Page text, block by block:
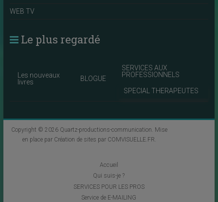
WEB TV
Le plus regardé
Les nouveaux
livres
BLOGUE
SERVICES AUX
PROFESSIONNELS
SPECIAL THERAPEUTES
Copyright © 2026 Quartz-productions-communication . Mise
en place par Création de sites par COMVISUELLE.FR
Accueil
Qui suis-je ?
SERVICES POUR LES PROS
Service de E-MAILING